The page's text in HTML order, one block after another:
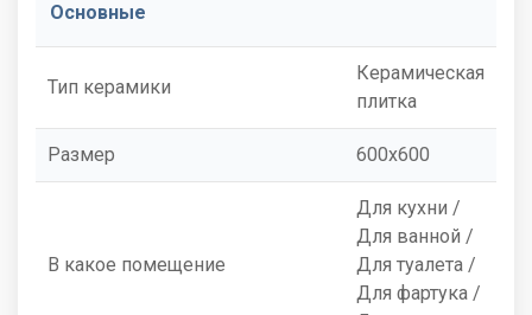
Основные
Тип керамики
Керамическая
плитка
Размер 600x600
В какое помещение
Для кухни /
Для ванной /
Для туалета /
Для фартука /